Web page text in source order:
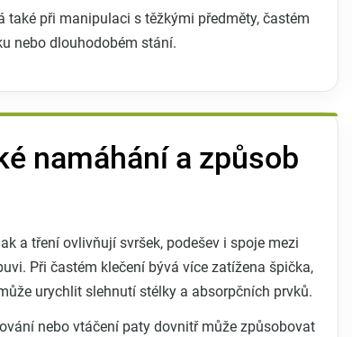
také při manipulaci s těžkými předměty, častém
nebo dlouhodobém stání.
namáhání a způsob
a tření ovlivňují svršek, podešev i spoje mezi
Při častém klečení bývá více zatížena špička,
urychlit slehnutí stélky a absorpčních prvků.
nebo vtáčení paty dovnitř může způsobovat